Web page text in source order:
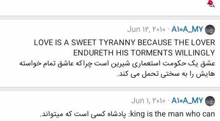
A10A_M7
Jun 12, 2010
LOVE IS A SWEET TYRANNY BECAUSE THE LOVER
ENDURETH HIS TORMENTS WILLINGLY
عشق یک حکومت استعماری شیرین است چراکه عاشق تمام خواسته
هایش را به سختی تحمل می کند.
A10A_M7
Jun 1, 2010
king is the man who can: پادشاه کسی است که میتواند.